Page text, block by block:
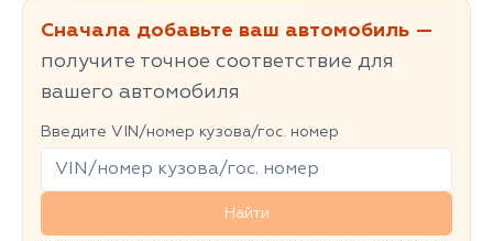
Сначала добавьте ваш автомобиль —
получите точное соответствие для
вашего автомобиля
Введите VIN/номер кузова/гос. номер
Найти